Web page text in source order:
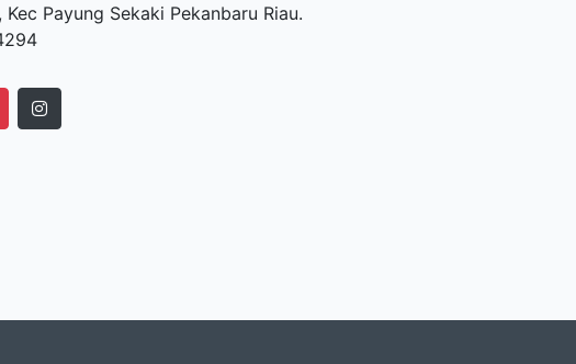
Kec Payung Sekaki Pekanbaru Riau.